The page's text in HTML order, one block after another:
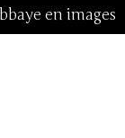
en images